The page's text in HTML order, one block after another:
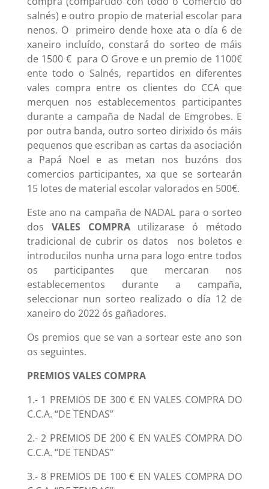
salnés) e outro propio de material escolar para
nenos. O primeiro dende hoxe ata o día 6 de
xaneiro incluído, constará do sorteo de máis
de 1500 € para O Grove e un premio de 1100€
ente todo o Salnés, repartidos en diferentes
vales compra entre os clientes do CCA que
merquen nos establecementos participantes
durante a campaña de Nadal de Emgrobes. E
por outra banda, outro sorteo dirixido ós máis
pequenos que escriban as cartas da asociación
a Papá Noel e as metan nos buzóns dos
comercios participantes, xa que se sortearán
15 lotes de material escolar valorados en 500€.
Este ano na campaña de NADAL para o sorteo
dos VALES COMPRAutilizarase ó método
tradicional de cubrir os datos nos boletos e
introducilos nunha urna para logo entre todos
os participantes que mercaran nos
establecementos durante a campaña,
seleccionar nun sorteo realizado o día 12 de
xaneiro do 2022 ós gañadores.
Os premios que se van a sortear este ano son
os seguintes.
PREMIOS VALES COMPRA
1.- 1 PREMIOS DE 300 € EN VALES COMPRA DO
C.C.A. “DE TENDAS”
2.- 2 PREMIOS DE 200 € EN VALES COMPRA DO
C.C.A. “DE TENDAS”
3.- 8 PREMIOS DE 100 € EN VALES COMPRA DO